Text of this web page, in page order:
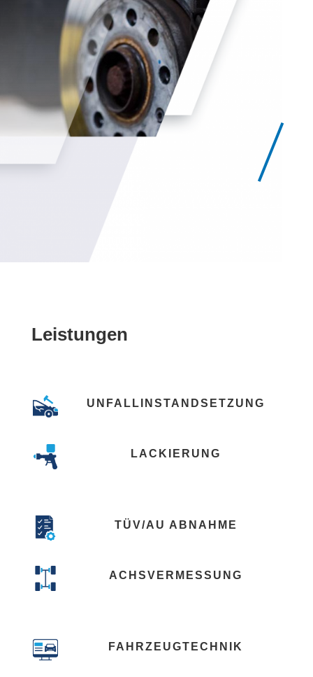
Leistungen​
UNFALLINSTANDSETZUNG
LACKIERUNG
TÜV/AU ABNAHME
ACHSVERMESSUNG
FAHRZEUGTECHNIK